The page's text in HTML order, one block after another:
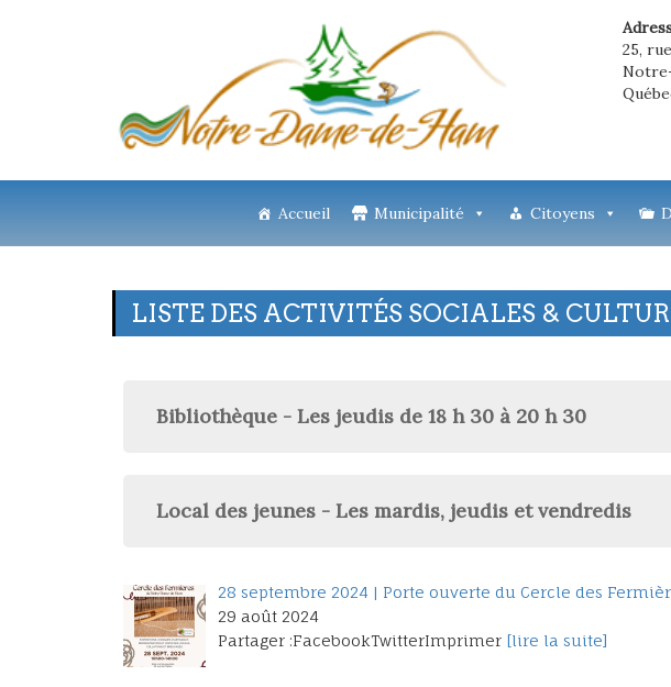
25,
Accueil Municipalité Citoyens
LISTE DES ACTIVITÉS SOCIALES &
Bibliothèque - Les jeudis de 18 h 30 à 20 h 30
Local des jeunes - Les mardis, jeudis et vendredis
28 septembre 2024 | Porte ouverte du Cercle des
29 août 2024
Partager :FacebookTwitterImprimer[lire la suite]